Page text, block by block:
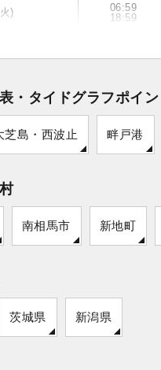
)
06:59
18:59
・タイドグラフポイン
芝島・西波止 畔戸港
南相馬市 新地町
茨城県 新潟県